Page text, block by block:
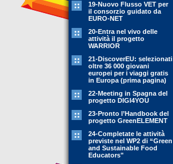
19-Nuovo Flusso VET per
il consorzio guidato da
EURO-NET
20-Entra nel vivo delle
attività il progetto
WARRIOR
21-DiscoverEU: selezionati
oltre 36 000 giovani
europei per i viaggi gratis
in Europa (prima pagina)
22-Meeting in Spagna del
progetto DIGI4YOU
23-Pronto l’Handbook del
progetto GreenELEMENT
24-Completate le attività
previste nel WP2 di “Green
and Sustainable Food
Educators"